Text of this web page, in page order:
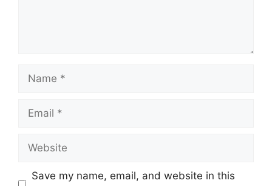
Name
Email
Website
Save my name, email, and website in this